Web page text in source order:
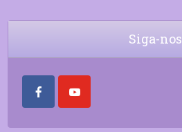
Siga-nos